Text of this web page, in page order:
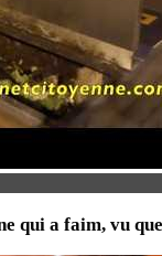
qui a faim, vu